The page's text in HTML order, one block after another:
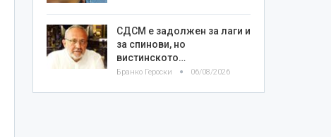
СДСМ е задолжен за лаги и
за спинови, но
вистинското…
Бранко Героски 06/08/2026